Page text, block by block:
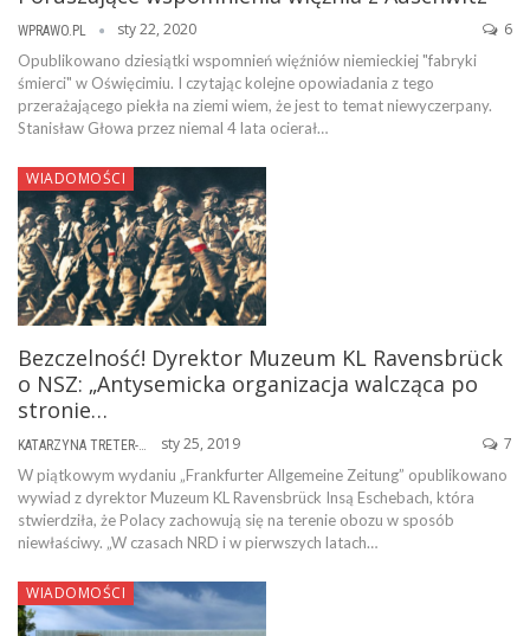
WPRAWO.PL sty 22, 2020 6
Opublikowano dziesiątki wspomnień więźniów niemieckiej "fabryki
śmierci" w Oświęcimiu. I czytając kolejne opowiadania z tego
przerażającego piekła na ziemi wiem, że jest to temat niewyczerpany.
Stanisław Głowa przez niemal 4 lata ocierał…
WIADOMOŚCI
Bezczelność! Dyrektor Muzeum KL Ravensbrück
o NSZ: „Antysemicka organizacja walcząca po
stronie…
KATARZYNA TRETER-SIERPIŃSKA sty 25, 2019 7
W piątkowym wydaniu „Frankfurter Allgemeine Zeitung” opublikowano
wywiad z dyrektor Muzeum KL Ravensbrück Insą Eschebach, która
stwierdziła, że Polacy zachowują się na terenie obozu w sposób
niewłaściwy. „W czasach NRD i w pierwszych latach…
WIADOMOŚCI